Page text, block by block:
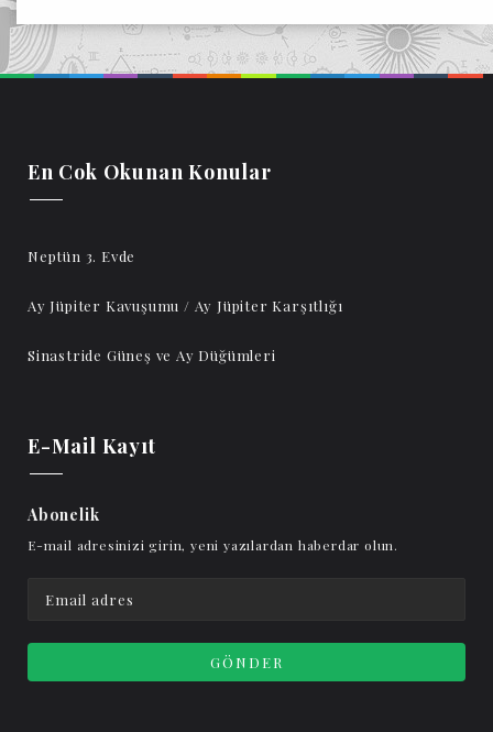
En Cok Okunan Konular
Neptün 3. Evde
Ay Jüpiter Kavuşumu / Ay Jüpiter Karşıtlığı
Sinastride Güneş ve Ay Düğümleri
E-Mail Kayıt
Abonelik
E-mail adresinizi girin, yeni yazılardan haberdar olun.